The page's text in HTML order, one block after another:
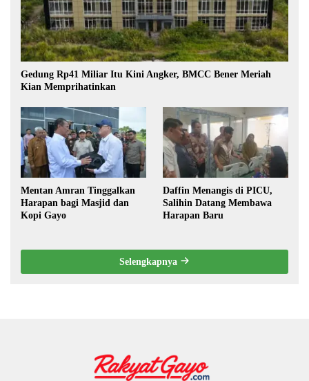
Gedung Rp41 Miliar Itu Kini Angker, BMCC Bener Meriah
Kian Memprihatinkan
Mentan Amran Tinggalkan
Harapan bagi Masjid dan
Kopi Gayo
Daffin Menangis di PICU,
Salihin Datang Membawa
Harapan Baru
Selengkapnya